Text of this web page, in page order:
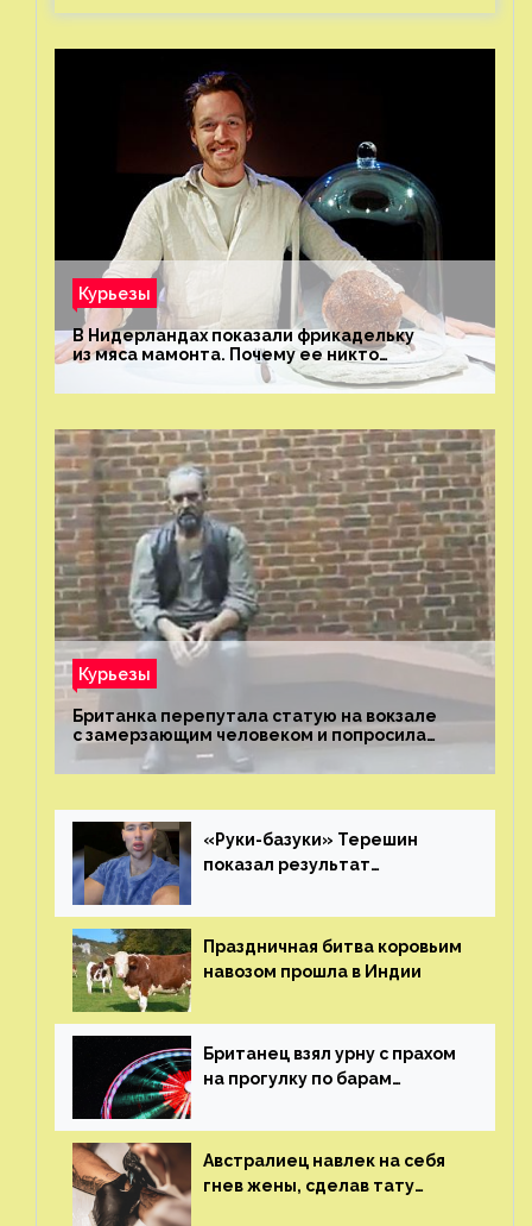
Курьезы
В Нидерландах показали фрикадельку
из мяса мамонта. Почему ее никто
Курьезы
Британка перепутала статую на вокзале
с замерзающим человеком и попросила
о помощи
«Руки-базуки» Терешин
показал результат
Праздничная битва коровьим
навозом прошла в Индии
Британец взял урну с прахом
на прогулку по барам
Австралиец навлек на себя
гнев жены, сделав тату